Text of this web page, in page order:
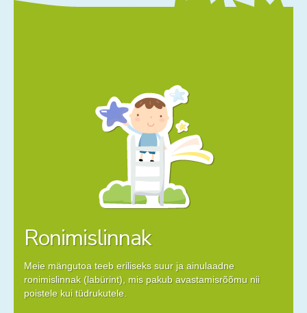
Ronimislinnak
Meie mängutoa teeb eriliseks suur ja ainulaadne
ronimislinnak (labürint), mis pakub avastamisrõõmu nii
poistele kui tüdrukutele.